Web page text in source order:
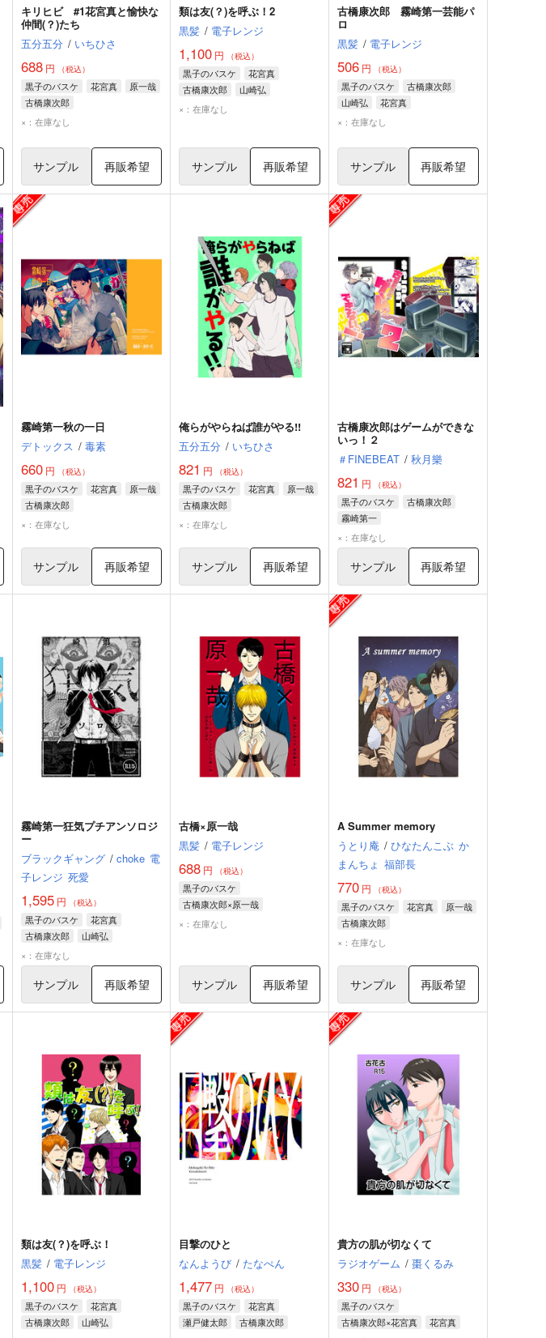
キリヒビ #1花宮真と愉快な
仲間(？)たち
五分五分 / いちひさ
688円 （税込）
黒子のバスケ 花宮真
原一哉
古橋康次郎
×：在庫なし
サンプル 再販希望
類は友(？)を呼ぶ！2
黒髪 / 電子レンジ
1,100 円 （税込）
黒子のバスケ
花宮真
古橋康次郎
山崎弘
×：在庫なし
サンプル 再販希望
古橋康次郎 霧崎第一芸能パ
ロ
黒髪 / 電子レンジ
506 円 （税込）
黒子のバスケ
古橋康次郎
山崎弘
花宮真
×：在庫なし
サンプル 再販希望
霧崎第一秋の一日
デトックス / 毒素
660円 （税込）
黒子のバスケ 花宮真
原一哉
古橋康次郎
×：在庫なし
サンプル 再販希望
俺らがやらねば誰がやる!!
五分五分 / いちひさ
821 円 （税込）
黒子のバスケ 花宮真
原一哉
古橋康次郎
×：在庫なし
サンプル 再販希望
古橋康次郎はゲームができな
いっ！２
＃FINEBEAT / 秋月樂
821 円 （税込）
黒子のバスケ
古橋康次郎
霧崎第一
×：在庫なし
サンプル 再販希望
霧崎第一狂気プチアンソロジ
ー
ブラックギャング / choke 電
子レンジ 死愛
1,595円 （税込）
黒子のバスケ
花宮真
古橋康次郎
山崎弘
×：在庫なし
サンプル 再販希望
古橋×原一哉
黒髪 / 電子レンジ
688 円 （税込）
黒子のバスケ
古橋康次郎×原一哉
古橋康次郎
×：在庫なし
サンプル 再販希望
A Summer memory
うとり庵 / ひなたんこぶ か
まんちょ 福部長
770 円 （税込）
黒子のバスケ 花宮真
原一哉
古橋康次郎
×：在庫なし
サンプル 再販希望
類は友(？)を呼ぶ！
黒髪 / 電子レンジ
1,100円 （税込）
黒子のバスケ
花宮真
古橋康次郎
山崎弘
目撃のひと
なんようび / たなぺん
1,477 円 （税込）
黒子のバスケ
花宮真
瀬戸健太郎
古橋康次郎
貴方の肌が切なくて
ラジオゲーム / 棗くるみ
330 円 （税込）
黒子のバスケ
古橋康次郎×花宮真
花宮真